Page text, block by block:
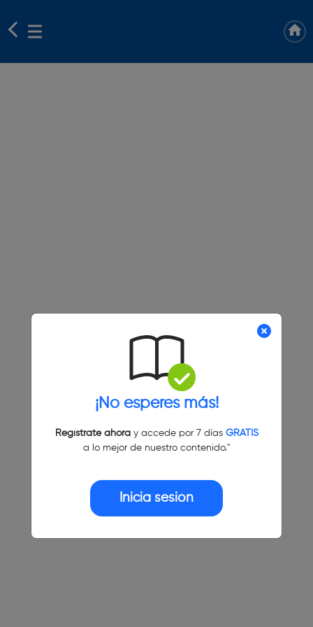
¡No esperes más!
Regístrate ahoray accede por 7 días GRATIS
a lo mejor de nuestro contenido."
Inicia sesión